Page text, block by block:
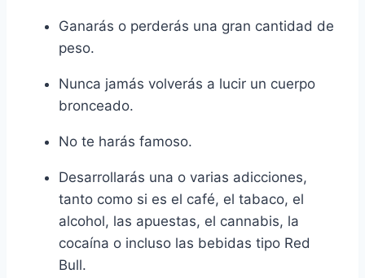
Ganarás o perderás una gran cantidad de
peso.
Nunca jamás volverás a lucir un cuerpo
bronceado.
No te harás famoso.
Desarrollarás una o varias adicciones,
tanto como si es el café, el tabaco, el
alcohol, las apuestas, el cannabis, la
cocaína o incluso las bebidas tipo Red
Bull.